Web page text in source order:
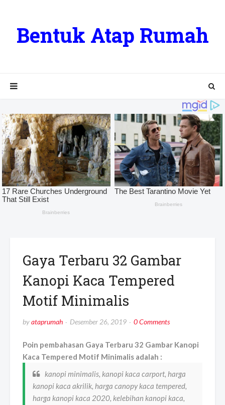
Bentuk Atap Rumah
Gaya Terbaru 32 Gambar
Kanopi Kaca Tempered
Motif Minimalis
byataprumah Desember 26, 2019 0 Comments
Poin pembahasan Gaya Terbaru 32 Gambar Kanopi
Kaca Tempered Motif Minimalis adalah :
kanopi minimalis, kanopi kaca carport, harga
kanopi kaca akrilik, harga canopy kaca tempered,
harga kanopi kaca 2020, kelebihan kanopi kaca,